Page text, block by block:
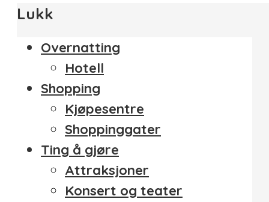
Lukk
Overnatting
Hotell
Shopping
Kjøpesentre
Shoppinggater
Ting å gjøre
Attraksjoner
Konsert og teater